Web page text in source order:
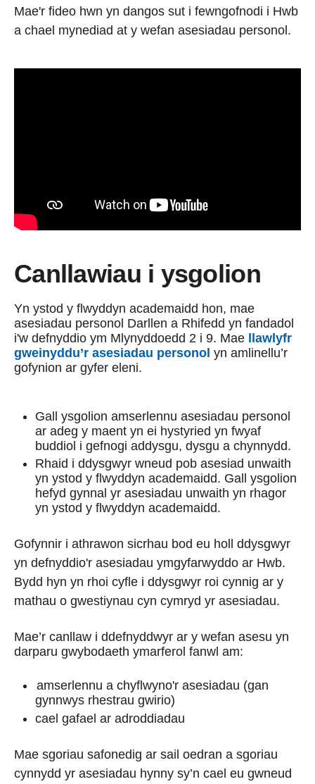
Mae'r fideo hwn yn dangos sut i fewngofnodi i Hwb
a chael mynediad at y wefan asesiadau personol.
Canllawiau i ysgolion
Yn ystod y flwyddyn academaidd hon, mae
asesiadau personol Darllen a Rhifedd yn fandadol
i'w defnyddio ym Mlynyddoedd 2 i 9. Mae llawlyfr
gweinyddu’r asesiadau personol yn amlinellu’r
gofynion ar gyfer eleni.
Gall ysgolion amserlennu asesiadau personol
ar adeg y maent yn ei hystyried yn fwyaf
buddiol i gefnogi addysgu, dysgu a chynnydd.
Rhaid i ddysgwyr wneud pob asesiad unwaith
yn ystod y flwyddyn academaidd. Gall ysgolion
hefyd gynnal yr asesiadau unwaith yn rhagor
yn ystod y flwyddyn academaidd.
Gofynnir i athrawon sicrhau bod eu holl ddysgwyr
yn defnyddio'r asesiadau ymgyfarwyddo ar Hwb.
Bydd hyn yn rhoi cyfle i ddysgwyr roi cynnig ar y
mathau o gwestiynau cyn cymryd yr asesiadau.
Mae’r canllaw i ddefnyddwyr ar y wefan asesu yn
darparu gwybodaeth ymarferol fanwl am:
amserlennu a chyflwyno'r asesiadau (gan
gynnwys rhestrau gwirio)
cael gafael ar adroddiadau
Mae sgoriau safonedig ar sail oedran a sgoriau
cynnydd yr asesiadau hynny sy’n cael eu gwneud